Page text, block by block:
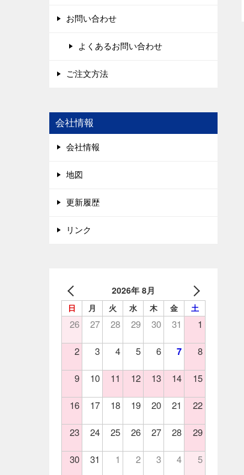
お問い合わせ
よくあるお問い合わせ
ご注文方法
会社情報
会社情報
地図
更新履歴
リンク
2026年 8月
日 月 火 水 木 金 土
26 27 28 29 30 31 1
2 3 4 5 6 7 8
9 10 11 12 13 14 15
16 17 18 19 20 21 22
23 24 25 26 27 28 29
30 31 1 2 3 4 5